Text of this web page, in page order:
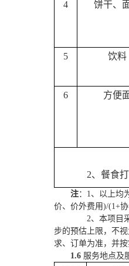
4 饼干、
5 饮料
6 方便
2、餐食
注： 1、以上均
价、价外费用)/(1+
2、本项目
步的预估上限，不
求、订单为准， 并
1.6 服务地点及